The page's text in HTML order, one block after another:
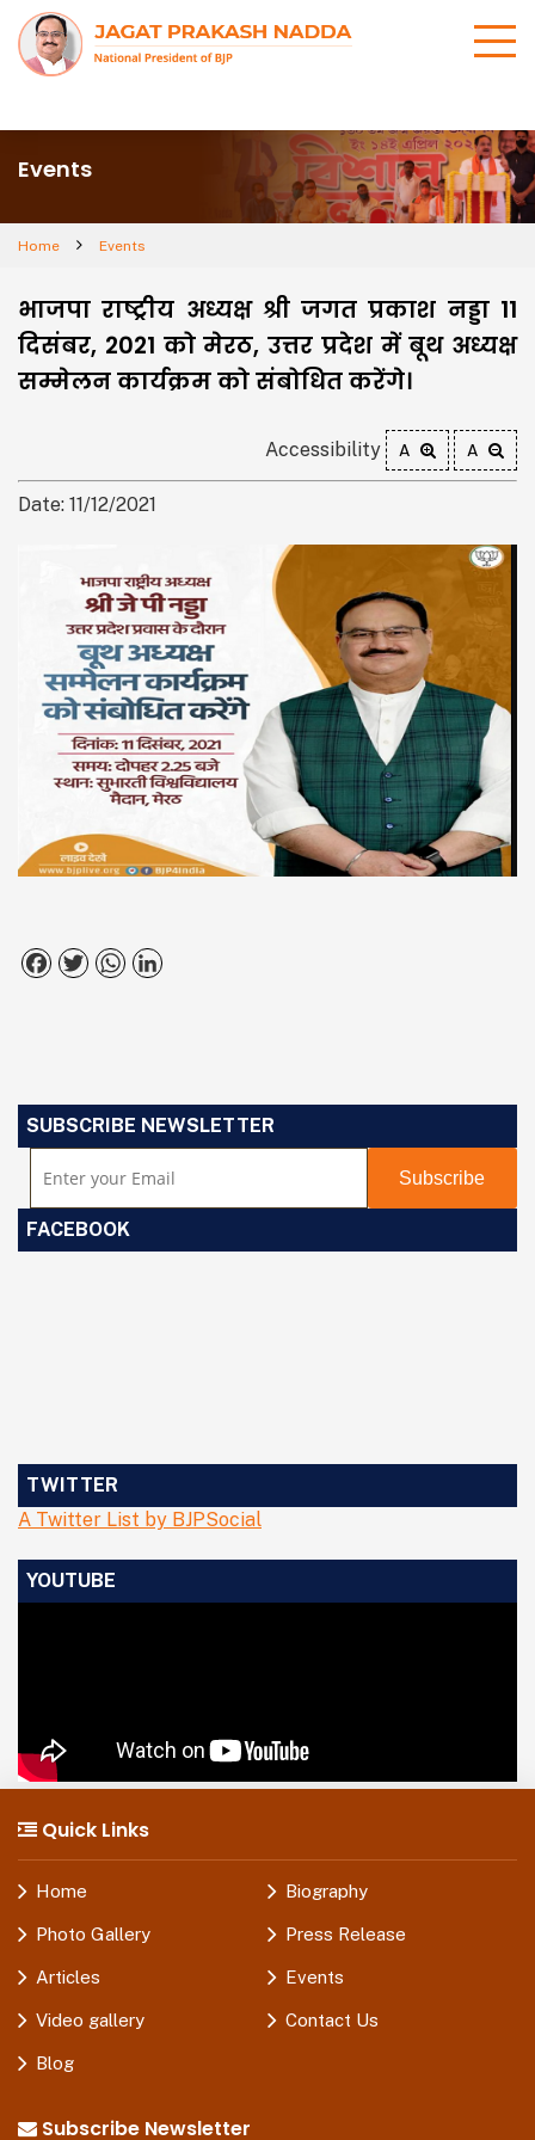
Events
Home Events
भाजपा राष्ट्रीय अध्यक्ष श्री जगत प्रकाश नड्डा 11
दिसंबर, 2021 को मेरठ, उत्तर प्रदेश में बूथ अध्यक्ष
सम्मेलन कार्यक्रम को संबोधित करेंगे।
Accessibility A A
Date: 11/12/2021
Facebook
TwitterWhatsApp
SUBSCRIBE NEWSLETTER
FACEBOOK
TWITTER
A Twitter List by BJPSocial
YOUTUBE
Quick Links
Home Biography
Photo Gallery Press Release
Articles Events
Video gallery Contact Us
Blog
Subscribe Newsletter